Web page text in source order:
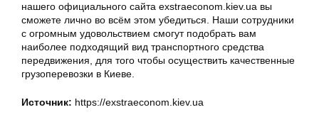
нашего официального сайта exstraeconom.kiev.ua вы
сможете лично во всём этом убедиться. Наши сотрудники
с огромным удовольствием смогут подобрать вам
наиболее подходящий вид транспортного средства
передвижения, для того чтобы осуществить качественные
грузоперевозки в Киеве.
Источник: https://exstraeconom.kiev.ua